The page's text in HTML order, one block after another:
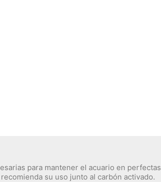
para mantener el acuario en perfectas
su uso junto al carbón activado.